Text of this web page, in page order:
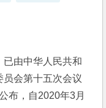
由中华人民共和
员会第十五次会议
布，自2020年3月